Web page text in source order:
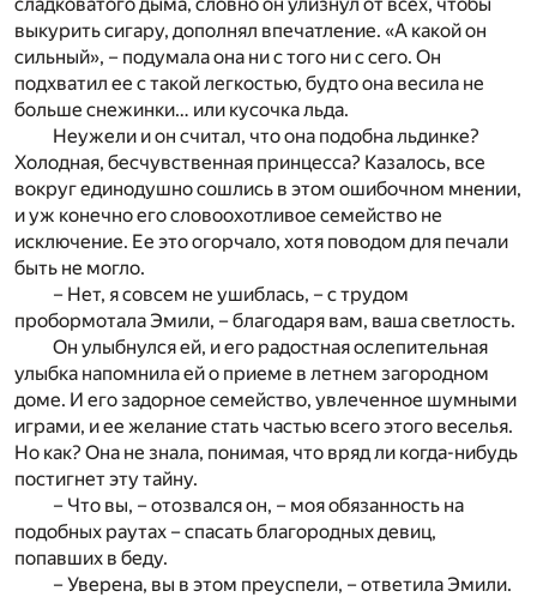
выкурить сигару, дополнял впечатление. «А какой он
сильный», – подумала она ни с того ни с сего. Он
подхватил ее с такой легкостью, будто она весила не
больше снежинки… или кусочка льда.
Неужели и он считал, что она подобна льдинке?
Холодная, бесчувственная принцесса? Казалось, все
вокруг единодушно сошлись в этом ошибочном мнении,
и уж конечно его словоохотливое семейство не
исключение. Ее это огорчало, хотя поводом для печали
быть не могло.
– Нет, я совсем не ушиблась, – с трудом
пробормотала Эмили, – благодаря вам, ваша светлость.
Он улыбнулся ей, и его радостная ослепительная
улыбка напомнила ей о приеме в летнем загородном
доме. И его задорное семейство, увлеченное шумными
играми, и ее желание стать частью всего этого веселья.
Но как? Она не знала, понимая, что вряд ли когда-нибудь
постигнет эту тайну.
– Что вы, – отозвался он, – моя обязанность на
подобных раутах – спасать благородных девиц,
попавших в беду.
– Уверена, вы в этом преуспели, – ответила Эмили.